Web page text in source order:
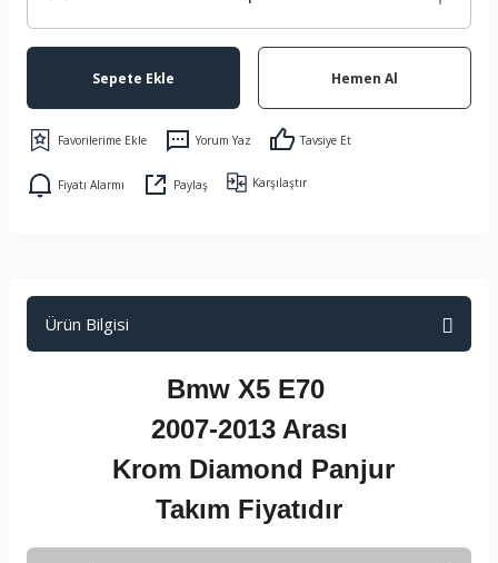
Sepete Ekle Hemen Al
Yorum Yaz Tavsiye Et
Fiyatı Alarmı Paylaş Karşılaştır
Ürün Bilgisi
Bmw X5 E70
2007-2013 Arası
Krom Diamond Panjur
Takım Fiyatıdır